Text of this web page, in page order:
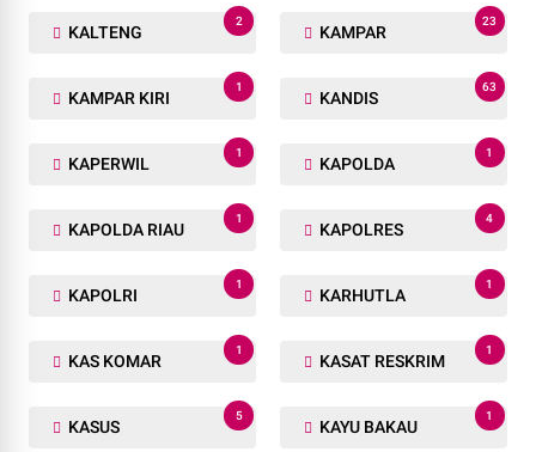
KALTENG
2
KAMPAR
23
KAMPAR KIRI
1
KANDIS
63
KAPERWIL
1
KAPOLDA
1
KAPOLDA RIAU
1
KAPOLRES
4
KAPOLRI
1
KARHUTLA
1
KAS KOMAR
1
KASAT RESKRIM
1
KASUS
5
KAYU BAKAU
1